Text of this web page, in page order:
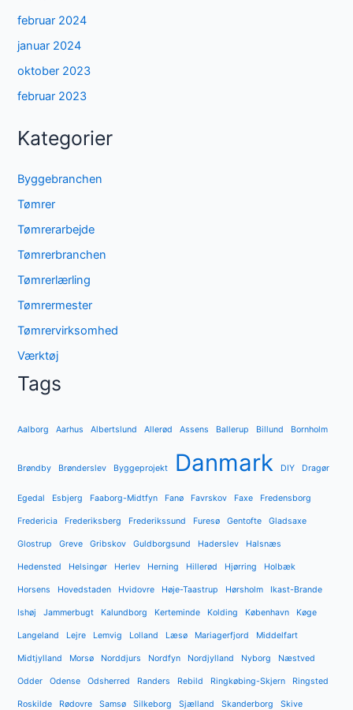
februar 2024
januar 2024
oktober 2023
februar 2023
Kategorier
Byggebranchen
Tømrer
Tømrerarbejde
Tømrerbranchen
Tømrerlærling
Tømrermester
Tømrervirksomhed
Værktøj
Tags
Aalborg Aarhus Albertslund Allerød Assens Ballerup Billund Bornholm
Brøndby Brønderslev Byggeprojekt Danmark DIY Dragør
Egedal Esbjerg Faaborg-Midtfyn Fanø Favrskov Faxe Fredensborg
Fredericia Frederiksberg Frederikssund Furesø Gentofte Gladsaxe
Glostrup Greve Gribskov Guldborgsund Haderslev Halsnæs
Hedensted Helsingør Herlev Herning Hillerød Hjørring Holbæk
Horsens Hovedstaden Hvidovre Høje-Taastrup Hørsholm Ikast-Brande
Ishøj Jammerbugt Kalundborg Kerteminde Kolding København Køge
Langeland Lejre Lemvig Lolland Læsø Mariagerfjord Middelfart
Midtjylland Morsø Norddjurs Nordfyn Nordjylland Nyborg Næstved
Odder Odense Odsherred Randers Rebild Ringkøbing-Skjern Ringsted
Roskilde Rødovre Samsø Silkeborg Sjælland Skanderborg Skive